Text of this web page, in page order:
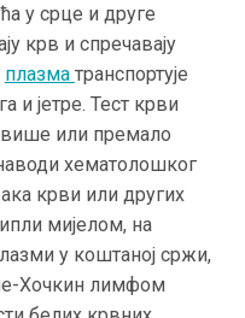
у срце и друге
крв и спречавају
плазма транспортује
и јетре. Тест крви
или премало
хематолошког
крви или других
мијелом, на
у коштаној сржи,
Хочкин лимфом